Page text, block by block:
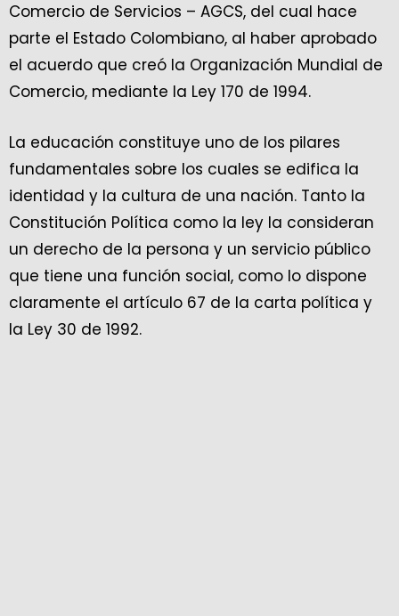
Comercio de Servicios – AGCS, del cual hace
parte el Estado Colombiano, al haber aprobado
el acuerdo que creó la Organización Mundial de
Comercio, mediante la Ley 170 de 1994.
La educación constituye uno de los pilares
fundamentales sobre los cuales se edifica la
identidad y la cultura de una nación. Tanto la
Constitución Política como la ley la consideran
un derecho de la persona y un servicio público
que tiene una función social, como lo dispone
claramente el artículo 67 de la carta política y
la Ley 30 de 1992.